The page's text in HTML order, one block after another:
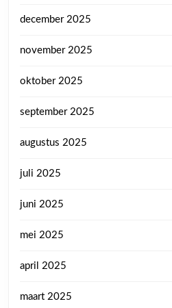
december 2025
november 2025
oktober 2025
september 2025
augustus 2025
juli 2025
juni 2025
mei 2025
april 2025
maart 2025